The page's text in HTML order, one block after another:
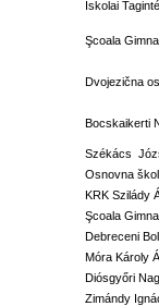
Iskolai
Şcoala
Dvojezična
Bocskaikerti
Székács
Osnovna
KRK Szilády
Şcoala
Debreceni
Móra Károly
Diósgyőri
Zimándy